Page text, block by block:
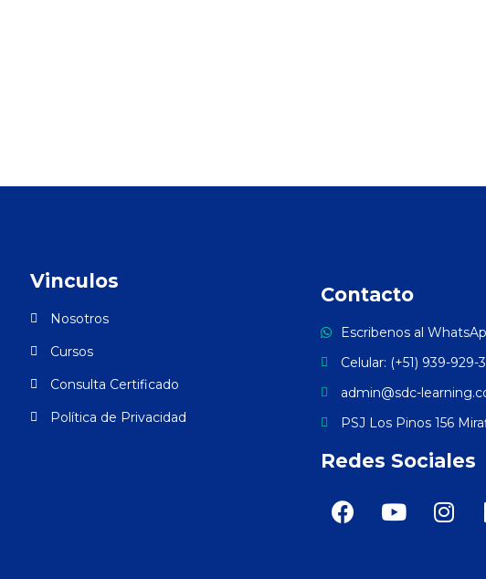
Vinculos
Nosotros
Cursos
Consulta Certificado
Política de Privacidad
Contacto
Escribenos al
Celular: (+51) 939-929-
admin@sdc-
PSJ Los Pinos 156
Redes Sociales